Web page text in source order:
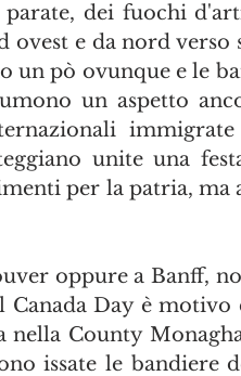
dei fuochi
ovest e da nord
un pò ovunque e le
un aspetto
unite una
per la patria,
oppure a Banff,
Canada Day è
nella County
issate le bandiere